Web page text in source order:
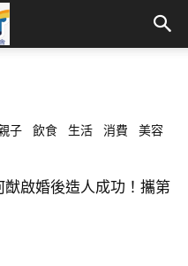
子 飲食 生活 消費 美容
啟婚後造人成功！攜第